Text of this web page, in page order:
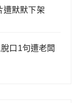
遭默默下架
口1句遭老闆